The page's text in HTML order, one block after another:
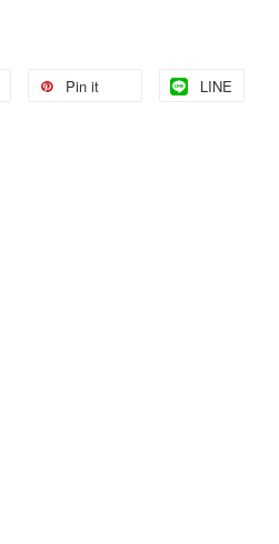
Pin it LINE